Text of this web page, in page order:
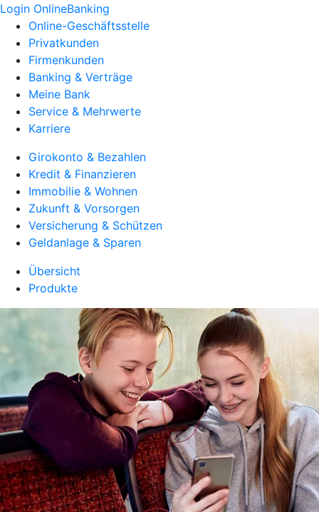
Login OnlineBanking
Online-Geschäftsstelle
Privatkunden
Firmenkunden
Banking & Verträge
Meine Bank
Service & Mehrwerte
Karriere
Girokonto & Bezahlen
Kredit & Finanzieren
Immobilie & Wohnen
Zukunft & Vorsorgen
Versicherung & Schützen
Geldanlage & Sparen
Übersicht
Produkte